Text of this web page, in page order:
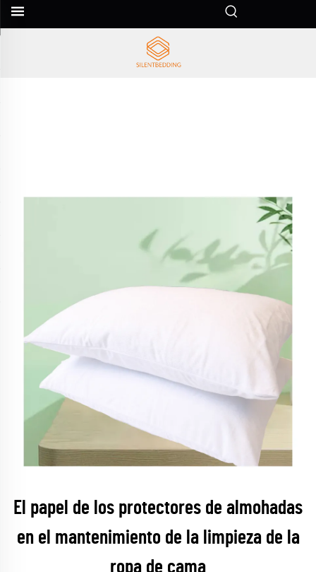
El papel de los protectores de almohadas
en el mantenimiento de la limpieza de la
ropa de cama